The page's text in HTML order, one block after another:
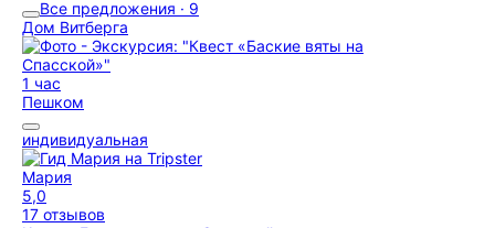
Все предложения · 9
Дом Витберга
1 час
Пешком
индивидуальная
Мария
5,0
17 отзывов